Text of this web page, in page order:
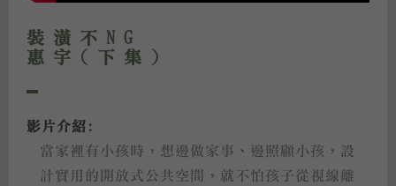
裝潢不NG
惠宇(下集)
影片介紹:
當家裡有小孩時，想邊做家事、邊照顧小孩，設
計實用的開放式公共空間，就不怕孩子從視線離